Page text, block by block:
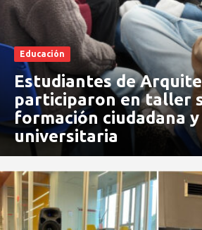
Educación
Estudiantes de
participaron en taller
formación ciudadana
universitaria